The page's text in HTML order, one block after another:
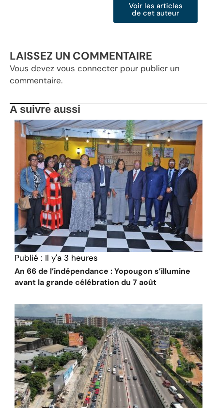
Voir les articles
de cet auteur
LAISSEZ UN COMMENTAIRE
Vous devez vous connecter pour publier un
commentaire.
A suivre aussi
Publié : Il y'a 3 heures
An 66 de l’indépendance : Yopougon s’illumine
avant la grande célébration du 7 août